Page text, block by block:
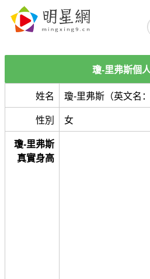
瓊-里弗斯個
姓名 瓊-里弗斯（英文名
性別 女
瓊-里弗斯
真實身高